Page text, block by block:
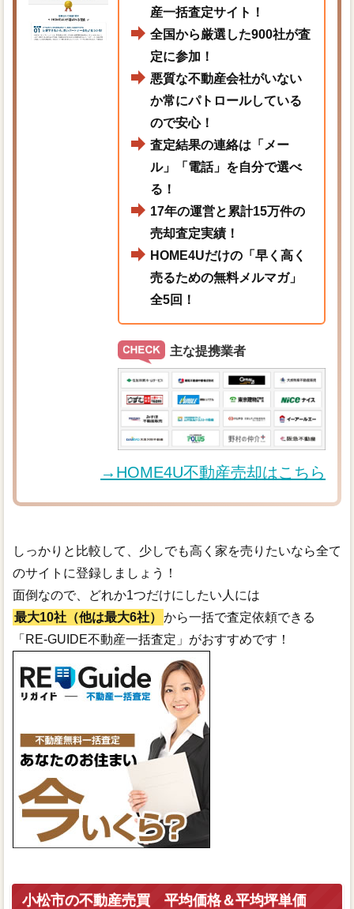
産一括査定サイト！
全国から厳選した900社が査
定に参加！
悪質な不動産会社がいない
か常にパトロールしている
ので安心！
査定結果の連絡は「メー
ル」「電話」を自分で選べ
る！
17年の運営と累計15万件の
売却査定実績！
HOME4Uだけの「早く高く
売るための無料メルマガ」
全5回！
主な提携業者
→HOME4U不動産売却はこちら
しっかりと比較して、少しでも高く家を売りたいなら全て
のサイトに登録しましょう！
面倒なので、どれか1つだけにしたい人には
最大10社（他は最大6社）
から一括で査定依頼できる
「RE-GUIDE不動産一括査定」がおすすめです！
小松市の不動産売買 平均価格＆平均坪単価